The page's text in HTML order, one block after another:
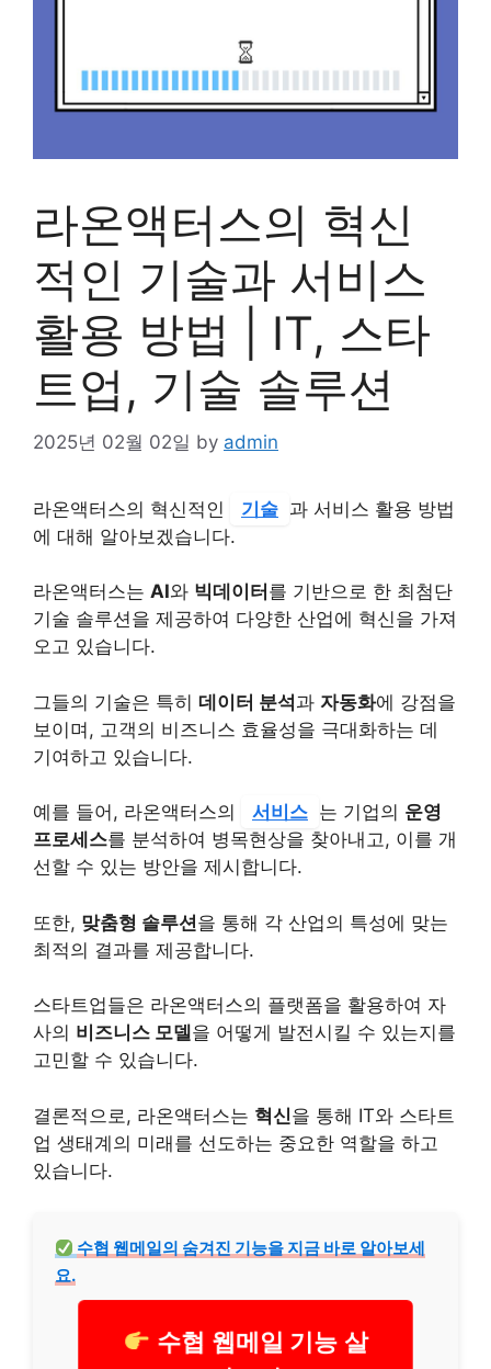
라온액터스의 혁신
적인 기술과 서비스
활용 방법 | IT, 스타
트업, 기술 솔루션
2025년 02월 02일 by admin
라온액터스의 혁신적인 기술 과 서비스 활용 방법
에 대해 알아보겠습니다.
라온액터스는 AI와 빅데이터 를 기반으로 한 최첨단
기술 솔루션을 제공하여 다양한 산업에 혁신을 가져
오고 있습니다.
그들의 기술은 특히 데이터 분석과 자동화에 강점을
보이며, 고객의 비즈니스 효율성을 극대화하는 데
기여하고 있습니다.
예를 들어, 라온액터스의 서비스 는 기업의 운영
프로세스를 분석하여 병목현상을 찾아내고, 이를 개
선할 수 있는 방안을 제시합니다.
또한, 맞춤형 솔루션을 통해 각 산업의 특성에 맞는
최적의 결과를 제공합니다.
스타트업들은 라온액터스의 플랫폼을 활용하여 자
사의 비즈니스 모델을 어떻게 발전시킬 수 있는지를
고민할 수 있습니다.
결론적으로, 라온액터스는 혁신을 통해 IT와 스타트
업 생태계의 미래를 선도하는 중요한 역할을 하고
있습니다.
수협 웹메일의 숨겨진 기능을 지금 바로 알아보세
요.
수협 웹메일 기능 살